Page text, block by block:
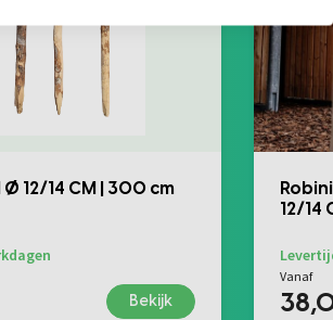
12/14 CM | 300 cm
Bekijk
12/14
Vanaf